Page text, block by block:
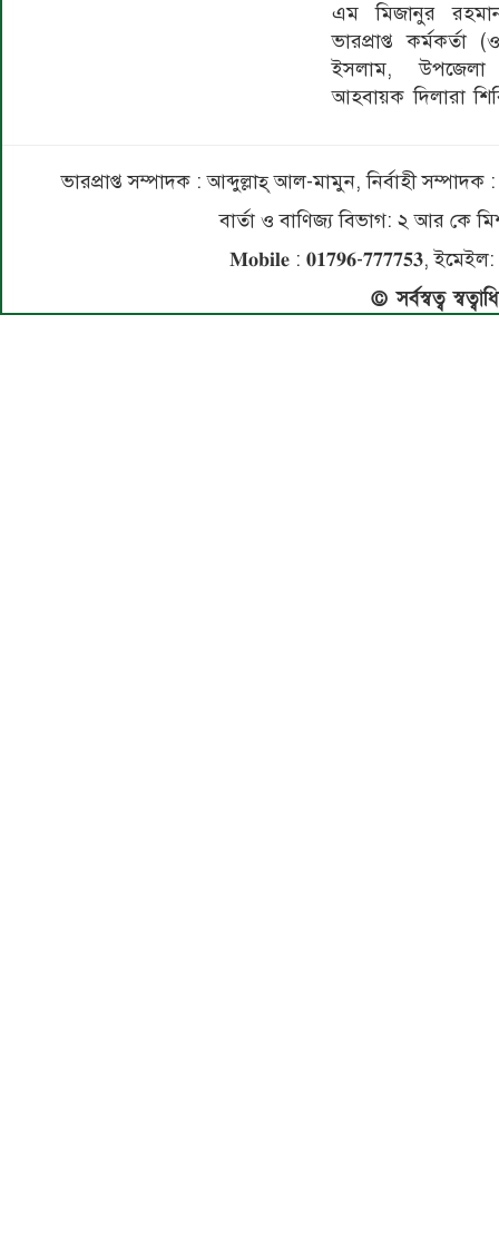
এম মিজানুর
ভারপ্রাপ্ত
ইসলাম, উপজেলা
আহবায়ক দিলারা
ভারপ্রাপ্ত সম্পাদক : আব্দুল্লাহ্ আল-মামুন, নির্বাহী
বার্তা ও বাণিজ্য বিভাগ: ২ আর কে
𝐌𝐨𝐛𝐢𝐥𝐞 : 𝟎𝟏𝟕𝟗𝟔-𝟕𝟕𝟕𝟕𝟓𝟑,
© সর্বস্বত্ব